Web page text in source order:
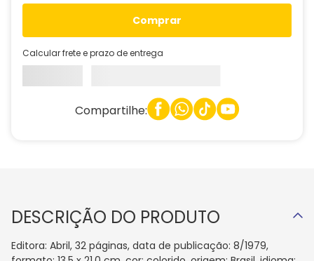
comprar
Calcular frete e prazo de entrega
Compartilhe:
DESCRIÇÃO DO PRODUTO
Editora: Abril, 32 páginas, data de publicação: 8/1979,